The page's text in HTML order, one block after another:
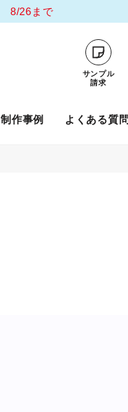
8/26まで
サンプル
請求
制作事例 よくある質問